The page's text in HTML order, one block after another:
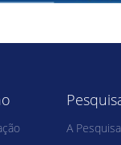
A Pesquisa